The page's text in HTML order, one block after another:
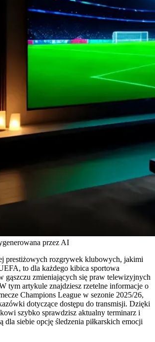
przez AI
prestiżowych rozgrywek klubowych, jakimi
to dla każdego kibica sportowa
gąszczu zmieniających się praw telewizyjnych
tym artykule znajdziesz rzetelne informacje o
Champions League w sezonie 2025/26,
dotyczące dostępu do transmisji. Dzięki
szybko sprawdzisz aktualny terminarz i
dla siebie opcję śledzenia piłkarskich emocji